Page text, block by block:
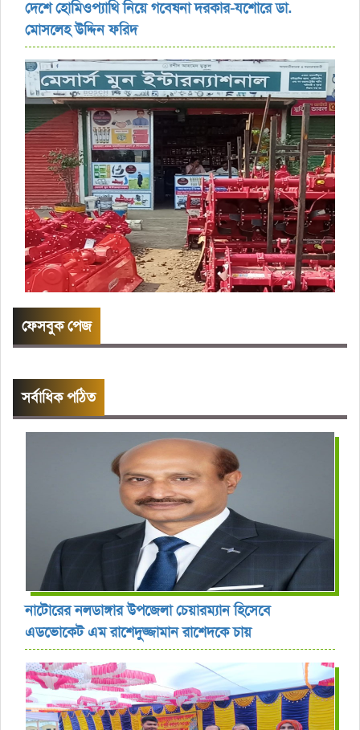
দেশে হোমিওপ্যাথি নিয়ে গবেষনা দরকার-যশোরে ডা.
মোসলেহ উদ্দিন ফরিদ
ফেসবুক পেজ
সর্বাধিক পঠিত
নাটোরের নলডাঙ্গার উপজেলা চেয়ারম্যান হিসেবে
এডভোকেট এম রাশেদুজ্জামান রাশেদকে চায়